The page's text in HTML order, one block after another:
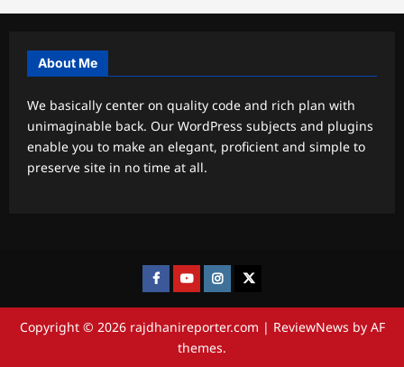
About Me
We basically center on quality code and rich plan with
unimaginable back. Our WordPress subjects and plugins
enable you to make an elegant, proficient and simple to
preserve site in no time at all.
FacebookYoutubeInstagram
twitter
Copyright © 2026 rajdhanireporter.com | ReviewNews by AF
themes.